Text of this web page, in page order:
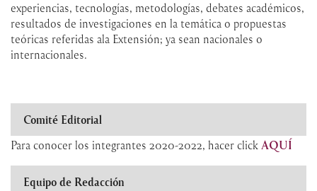
experiencias, tecnologías, metodologías, debates académicos,
resultados de investigaciones en la temática o propuestas
teóricas referidas ala Extensión; ya sean nacionales o
internacionales.
Comité Editorial
Para conocer los integrantes 2020-2022, hacer click AQUÍ
Equipo de Redacción